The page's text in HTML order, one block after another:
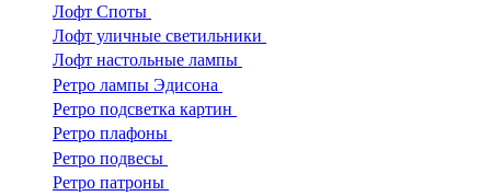
Лофт Споты
Лофт уличные светильники
Лофт настольные лампы
Ретро лампы Эдисона
Ретро подсветка картин
Ретро плафоны
Ретро подвесы
Ретро патроны